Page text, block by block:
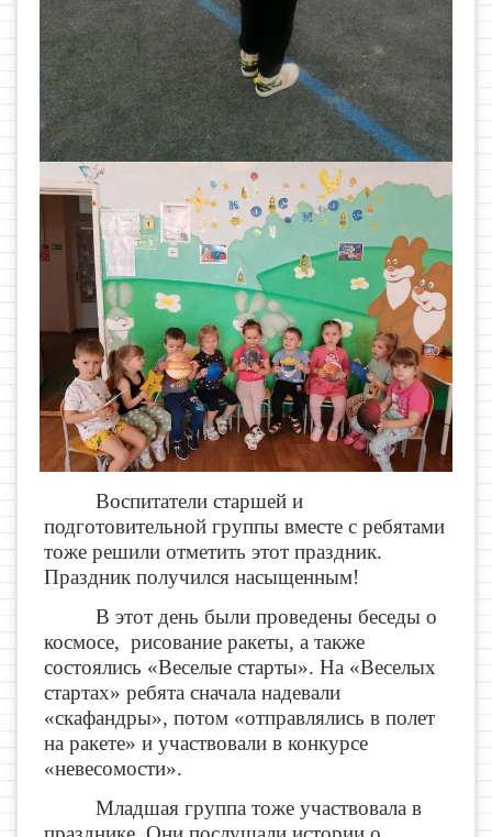
Воспитатели старшей и
подготовительной группы вместе с ребятами
тоже решили отметить этот праздник.
Праздник получился насыщенным!
В этот день были проведены беседы о
космосе, рисование ракеты, а также
состоялись «Веселые старты». На «Веселых
стартах» ребята сначала надевали
«скафандры», потом «отправлялись в полет
на ракете» и участвовали в конкурсе
«невесомости».
Младшая группа тоже участвовала в